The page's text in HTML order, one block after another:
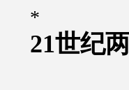
*
21世纪